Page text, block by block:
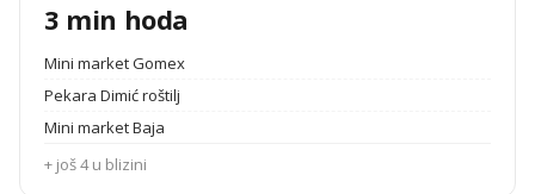
3 min hoda
Mini market Gomex
Pekara Dimić roštilj
Mini market Baja
+ još 4 u blizini